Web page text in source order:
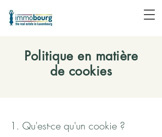
Politique en matière
de cookies
1. Qu'est-ce qu'un cookie ?